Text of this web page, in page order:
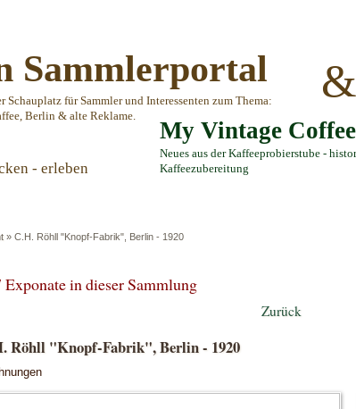
Sammlerportal
Schauplatz für Sammler und Interessenten zum Thema:
Berlin & alte Reklame.
&
My Vintage
Neues aus der Kaffeeprobierstube -
Kaffeezubereitung
- erleben
» C.H. Röhll "Knopf-Fabrik", Berlin - 1920
Exponate in dieser Sammlung
Zurück
Röhll "Knopf-Fabrik", Berlin - 1920